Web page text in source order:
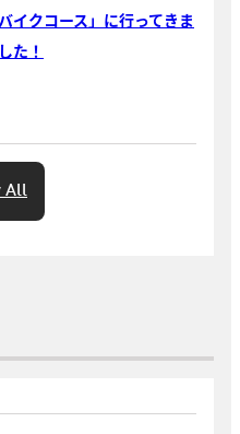
イクコース」に行ってきま
した！
All